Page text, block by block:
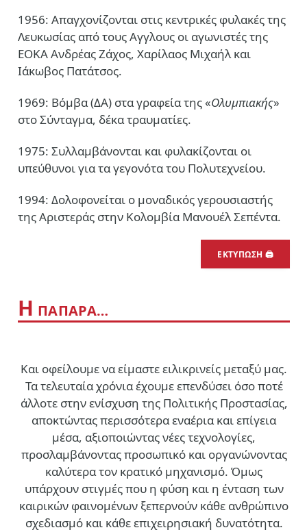
1956: Απαγχονίζονται στις κεντρικές φυλακές της
Λευκωσίας από τους Αγγλους οι αγωνιστές της
ΕΟΚΑ Ανδρέας Ζάχος, Χαρίλαος Μιχαήλ και
Ιάκωβος Πατάτσος.
1969: Βόμβα (ΔΑ) στα γραφεία της «Ολυμπιακής»
στο Σύνταγμα, δέκα τραυματίες.
1975: Συλλαμβάνονται και φυλακίζονται οι
υπεύθυνοι για τα γεγονότα του Πολυτεχνείου.
1994: Δολοφονείται ο μοναδικός γερουσιαστής
της Αριστεράς στην Κολομβία Μανουέλ Σεπέντα.
ΕΚΤΥΠΩΣΗ 🖨
Η ΠΑΠΑΡΑ…
Και οφείλουμε να είμαστε ειλικρινείς μεταξύ μας.
Τα τελευταία χρόνια έχουμε επενδύσει όσο ποτέ
άλλοτε στην ενίσχυση της Πολιτικής Προστασίας,
αποκτώντας περισσότερα εναέρια και επίγεια
μέσα, αξιοποιώντας νέες τεχνολογίες,
προσλαμβάνοντας προσωπικό και οργανώνοντας
καλύτερα τον κρατικό μηχανισμό. Όμως
υπάρχουν στιγμές που η φύση και η ένταση των
καιρικών φαινομένων ξεπερνούν κάθε ανθρώπινο
σχεδιασμό και κάθε επιχειρησιακή δυνατότητα.